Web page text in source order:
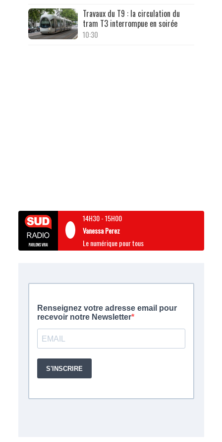
Travaux du T9 : la circulation du
tram T3 interrompue en soirée
10:30
14H30-15H00
Vanessa Perez
Le numérique pour tous